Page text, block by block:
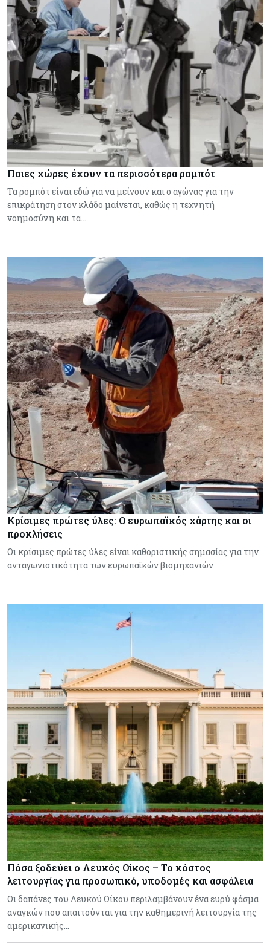
Ποιες χώρες έχουν τα περισσότερα ρομπότ
Τα ρομπότ είναι εδώ για να μείνουν και ο αγώνας για την
επικράτηση στον κλάδο μαίνεται, καθώς η τεχνητή
νοημοσύνη και τα…
Κρίσιμες πρώτες ύλες: Ο ευρωπαϊκός χάρτης και οι
προκλήσεις
Οι κρίσιμες πρώτες ύλες είναι καθοριστικής σημασίας για την
ανταγωνιστικότητα των ευρωπαϊκών βιομηχανιών
Πόσα ξοδεύει ο Λευκός Οίκος – Το κόστος
λειτουργίας για προσωπικό, υποδομές και ασφάλεια
Οι δαπάνες του Λευκού Οίκου περιλαμβάνουν ένα ευρύ φάσμα
αναγκών που απαιτούνται για την καθημερινή λειτουργία της
αμερικανικής…